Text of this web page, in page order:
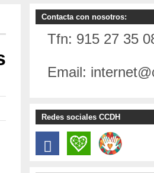
Contacta con nosotros:
Tfn: 915 27 35
Email:
Redes sociales CCDH